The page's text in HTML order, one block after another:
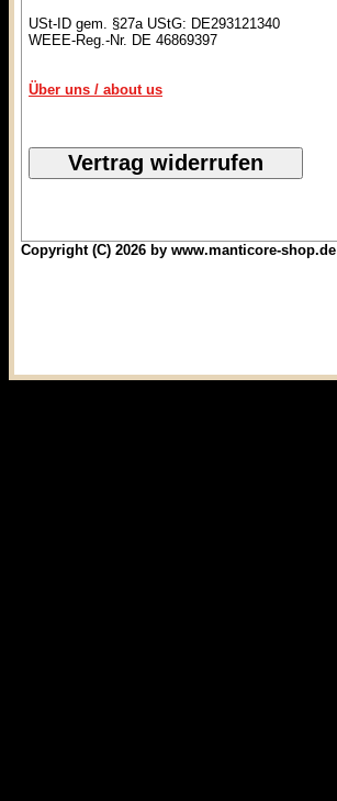
USt-ID gem. §27a UStG: DE293121340
WEEE-Reg.-Nr. DE 46869397
Über uns / about us
Copyright (C) 2026 by www.manticore-shop.de